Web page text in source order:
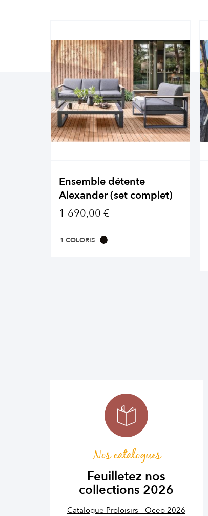
Ensemble détente
Alexander (set complet)
1 690,00 €
1 COLORIS
Nos catalogues
Feuilletez nos
collections 2026
Catalogue Proloisirs - Oceo 2026